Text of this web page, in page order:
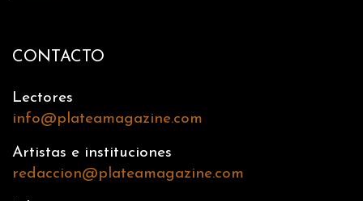
CONTACTO
Lectores
info@plateamagazine.com
Artistas e instituciones
redaccion@plateamagazine.com